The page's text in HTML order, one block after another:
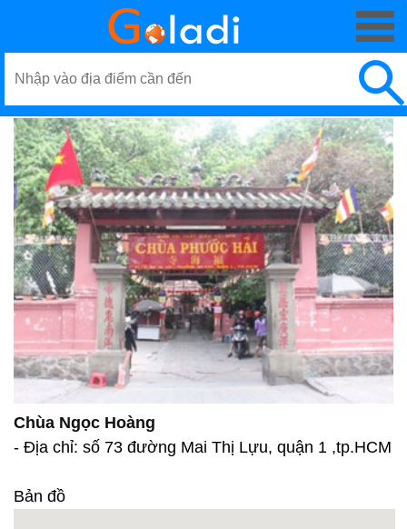
Chùa Ngọc Hoàng
- Địa chỉ: số 73 đường Mai Thị Lựu, quận 1 ,tp.HCM
Bản đồ